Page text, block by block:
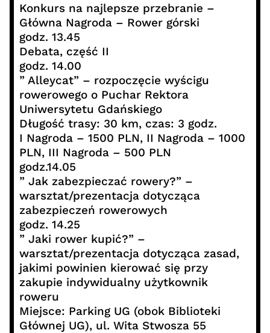
Konkurs na najlepsze przebranie –
Główna Nagroda – Rower górski
godz. 13.45
Debata, część II
godz. 14.00
” Alleycat” – rozpoczęcie wyścigu
rowerowego o Puchar Rektora
Uniwersytetu Gdańskiego
Długość trasy: 30 km, czas: 3 godz.
I Nagroda – 1500 PLN, II Nagroda – 1000
PLN, III Nagroda – 500 PLN
godz.14.05
” Jak zabezpieczać rowery?” –
warsztat/prezentacja dotycząca
zabezpieczeń rowerowych
godz. 14.25
” Jaki rower kupić?” –
warsztat/prezentacja dotycząca zasad,
jakimi powinien kierować się przy
zakupie indywidualny użytkownik
roweru
Miejsce: Parking UG (obok Biblioteki
Głównej UG), ul. Wita Stwosza 55